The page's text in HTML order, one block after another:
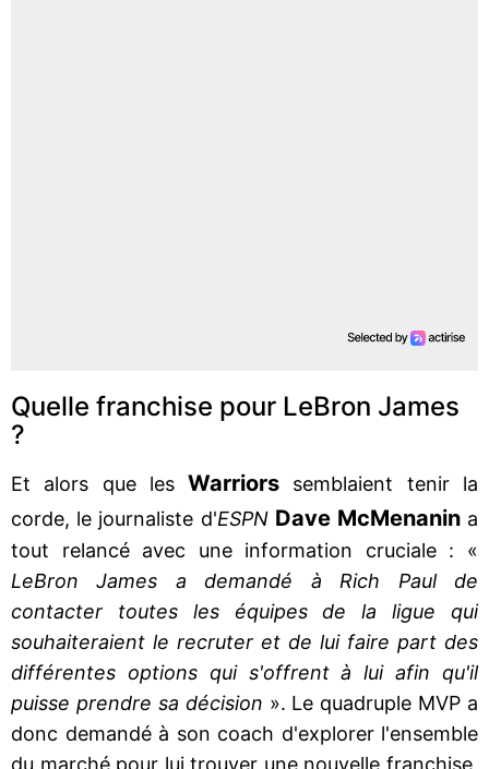
Quelle franchise pour LeBron James
?
Et alors que lesWarriors semblaient tenir la
corde, le journaliste d'ESPN Dave McMenanina
tout relancé avec une information cruciale : «
LeBron James a demandé à Rich Paul de
contacter toutes les équipes de la ligue qui
souhaiteraient le recruter et de lui faire part des
différentes options qui s'offrent à lui afin qu'il
puisse prendre sa décision ». Le quadruple MVP a
donc demandé à son coach d'explorer l'ensemble
du marché pour lui trouver une nouvelle franchise,